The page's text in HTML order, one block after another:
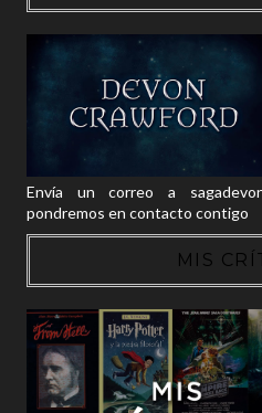
Envía un correo a
pondremos en contacto contigo
MIS